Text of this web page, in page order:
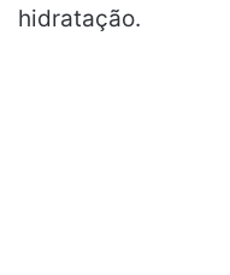
hidratação.